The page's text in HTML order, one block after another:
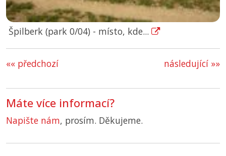
Špilberk (park 0/04) - místo, kde...
«« předchozí následující »»
Máte více informací?
Napište nám, prosím. Děkujeme.